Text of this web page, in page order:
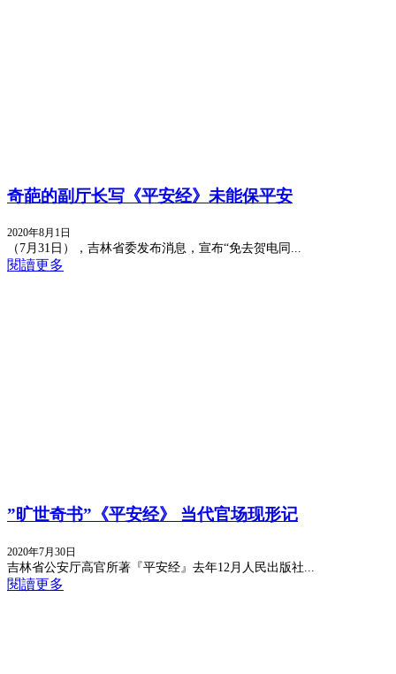
奇葩的副厅长写《平安经》未能保平安
2020年8月1日
（7月31日），吉林省委发布消息，宣布“免去贺电同...
閱讀更多
”旷世奇书”《平安经》 当代官场现形记
2020年7月30日
吉林省公安厅高官所著『平安经』去年12月人民出版社...
閱讀更多